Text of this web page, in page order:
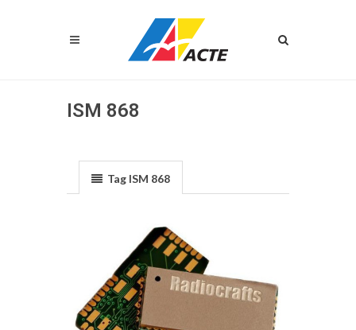
ISM 868
Tag ISM 868